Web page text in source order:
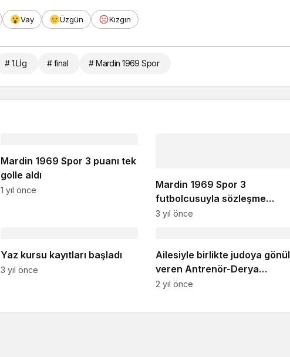
Vay Üzgün Kızgın
# 1.Lİg # final # Mardin 1969 Spor
Mardin 1969 Spor 3 puanı tek
golle aldı
1 yıl önce
Mardin 1969 Spor 3
futbolcusuyla sözleşme
yeniledi
3 yıl önce
Yaz kursu kayıtları başladı
3 yıl önce
Ailesiyle birlikte judoya gönül
veren Antrenör-Derya
Akkaya
2 yıl önce